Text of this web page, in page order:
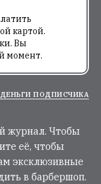
картой.
Вы
момент.
ПОДПИСЧИКА
журнал. Чтобы
её, чтобы
эксклюзивные
в барбершоп.